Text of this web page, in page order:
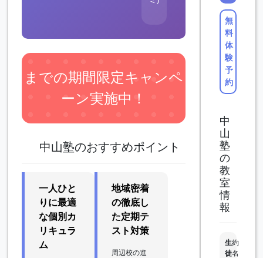
までの期間限定キャンペ
ーン実施中！
中山塾のおすすめポイント
一人ひと
りに最適
な個別カ
リキュラ
ム
地域密着
の徹底し
た定期テ
スト対策
周辺校の進
無
料
体
験
予
約
中
山
塾
の
教
室
情
報
生
徒
約
名